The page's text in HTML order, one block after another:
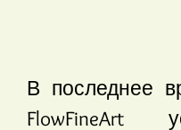
В последнее
FlowFineArt